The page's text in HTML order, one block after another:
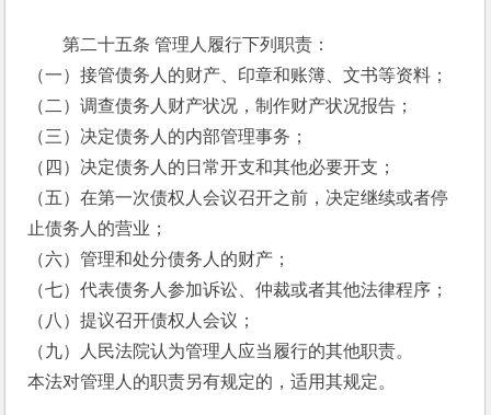
第二十五条 管理人履行下列职责：
（一）接管债务人的财产、印章和账簿、文书等资料；
（二）调查债务人财产状况，制作财产状况报告；
（三）决定债务人的内部管理事务；
（四）决定债务人的日常开支和其他必要开支；
（五）在第一次债权人会议召开之前，决定继续或者停
止债务人的营业；
（六）管理和处分债务人的财产；
（七）代表债务人参加诉讼、仲裁或者其他法律程序；
（八）提议召开债权人会议；
（九）人民法院认为管理人应当履行的其他职责。
本法对管理人的职责另有规定的，适用其规定。